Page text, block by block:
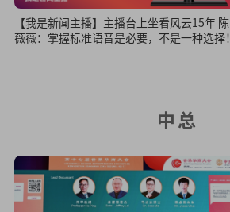
【我是新闻主播】主播台上坐看风云15年 陈
薇薇：掌握标准语音是必要，不是一种选择！
中总